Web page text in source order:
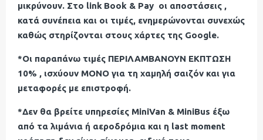
μικρύνουν. Στο link Book & Pay οι αποστάσεις ,
κατά συνέπεια και οι τιμές, ενημερώνονται συνεχώς
καθώς στηρίζονται στους χάρτες της Google.
*Οι παραπάνω τιμές ΠΕΡΙΛΑΜΒΑΝΟΥΝ ΕΚΠΤΩΣΗ
10% , ισχύουν MONO για τη χαμηλή σαιζόν και για
μεταφορές με επιστροφή.
*Δεν θα βρείτε υπηρεσίες MiniVan & MiniBus έξω
από τα λιμάνια ή αεροδρόμια και η last moment